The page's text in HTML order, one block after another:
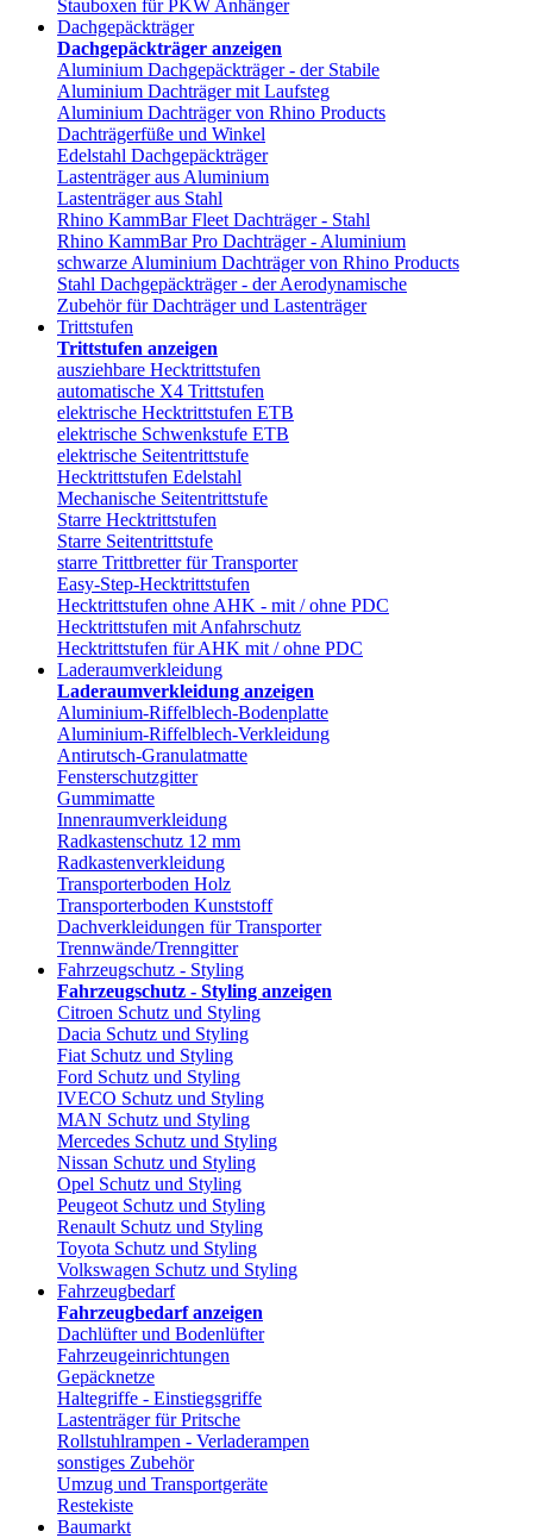
Stauboxen für PKW Anhänger
Dachgepäckträger
Dachgepäckträger anzeigen
Aluminium Dachgepäckträger - der Stabile
Aluminium Dachträger mit Laufsteg
Aluminium Dachträger von Rhino Products
Dachträgerfüße und Winkel
Edelstahl Dachgepäckträger
Lastenträger aus Aluminium
Lastenträger aus Stahl
Rhino KammBar Fleet Dachträger - Stahl
Rhino KammBar Pro Dachträger - Aluminium
schwarze Aluminium Dachträger von Rhino Products
Stahl Dachgepäckträger - der Aerodynamische
Zubehör für Dachträger und Lastenträger
Trittstufen
Trittstufen anzeigen
ausziehbare Hecktrittstufen
automatische X4 Trittstufen
elektrische Hecktrittstufen ETB
elektrische Schwenkstufe ETB
elektrische Seitentrittstufe
Hecktrittstufen Edelstahl
Mechanische Seitentrittstufe
Starre Hecktrittstufen
Starre Seitentrittstufe
starre Trittbretter für Transporter
Easy-Step-Hecktrittstufen
Hecktrittstufen ohne AHK - mit / ohne PDC
Hecktrittstufen mit Anfahrschutz
Hecktrittstufen für AHK mit / ohne PDC
Laderaumverkleidung
Laderaumverkleidung anzeigen
Aluminium-Riffelblech-Bodenplatte
Aluminium-Riffelblech-Verkleidung
Antirutsch-Granulatmatte
Fensterschutzgitter
Gummimatte
Innenraumverkleidung
Radkastenschutz 12 mm
Radkastenverkleidung
Transporterboden Holz
Transporterboden Kunststoff
Dachverkleidungen für Transporter
Trennwände/Trenngitter
Fahrzeugschutz - Styling
Fahrzeugschutz - Styling anzeigen
Citroen Schutz und Styling
Dacia Schutz und Styling
Fiat Schutz und Styling
Ford Schutz und Styling
IVECO Schutz und Styling
MAN Schutz und Styling
Mercedes Schutz und Styling
Nissan Schutz und Styling
Opel Schutz und Styling
Peugeot Schutz und Styling
Renault Schutz und Styling
Toyota Schutz und Styling
Volkswagen Schutz und Styling
Fahrzeugbedarf
Fahrzeugbedarf anzeigen
Dachlüfter und Bodenlüfter
Fahrzeugeinrichtungen
Gepäcknetze
Haltegriffe - Einstiegsgriffe
Lastenträger für Pritsche
Rollstuhlrampen - Verladerampen
sonstiges Zubehör
Umzug und Transportgeräte
Restekiste
Baumarkt